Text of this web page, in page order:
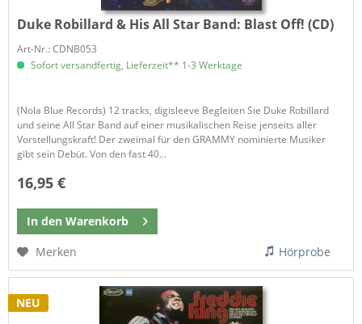
Duke Robillard & His All Star Band: Blast Off! (CD)
Art-Nr.: CDNB053
Sofort versandfertig, Lieferzeit** 1-3 Werktage
(Nola Blue Records) 12 tracks, digisleeve Begleiten Sie Duke Robillard
und seine All Star Band auf einer musikalischen Reise jenseits aller
Vorstellungskraft! Der zweimal für den GRAMMY nominierte Musiker
gibt sein Debüt. Von den fast 40...
16,95 €
In den Warenkorb
Merken
Hörprobe
NEU